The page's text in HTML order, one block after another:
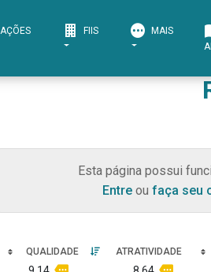
AÇÕES FIIS
MAIS
Esta página possui
Entreou faça seu
QUALIDADE ATRATIVIDADE